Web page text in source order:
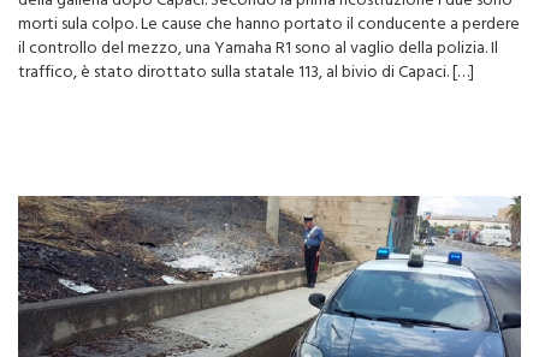
L’incidente questa notte sulla Palermo-Mazara del Vallo, all’ingresso
della galleria dopo Capaci. Secondo la prima ricostruzione i due sono
morti sula colpo. Le cause che hanno portato il conducente a perdere
il controllo del mezzo, una Yamaha R1 sono al vaglio della polizia. Il